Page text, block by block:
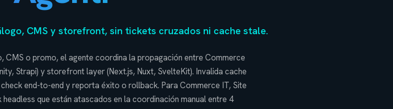
CMS y storefront, sin tickets cruzados ni cache stale.
CMS o promo, el agente coordina la propagación entre Commerce
Strapi) y storefront layer (Next.js, Nuxt, SvelteKit). Invalida cache
end-to-end y reporta éxito o rollback. Para Commerce IT, Site
que están atascados en la coordinación manual entre 4